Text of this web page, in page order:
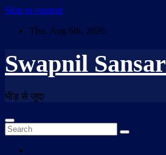
Skip to content
Thu. Aug 6th, 2026
Swapnil Sansar
भीड़ से जुदा